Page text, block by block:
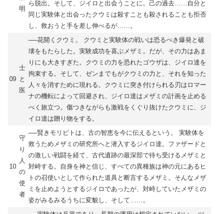
明
ら脱出。そして、ジイロと出会うことに。己の過去……自分と
同じ実験体と出会ったクウミは殺すことも殺されることも拒否
し、救おうと手を差し伸べるが……。
09
士
と
医
──花開くクウミ。 クウミと実験体の戦いは恐るべき爆発と破
壊をもたらした。実験成功を喜ぶメザミ。だが、その力はあま
りにも大きすぎた。クウミの力を恐れたゴウザは、ジイロ達を
拘束する。そして、ゼンまでもがクウミの力と、それを知った
人々を消すために現れる。クウミに突き付けられる刃はロマー
ナの機転によって回避され、ジイロ達はメザミの計画を止める
べく旅立つ。傷つきながらも激戦をくぐり抜けたクウミに、ジ
イロ達は贈り物をする。
10
守
り
人
の
使
者
──賢きモリビトは、古の智恵を今に伝えるという。 実験体を
救うためメザミの研究所へと潜入するジイロ達。ファザードと
の激しい戦闘を経て、古代遺跡の最深部で待ち受けるメザミと
対峙する。自身を神と信じ、すべての異種族は神の元にあるヒ
トの召使いとして作られた道具と断言するメザミ。そんなメザ
ミを止めようとするジイロであったが、対峙していたメザミの
姿がみるみるうちに変貌し、そして……。